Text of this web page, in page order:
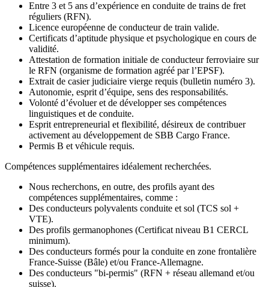
Entre 3 et 5 ans d’expérience en conduite de trains de fret
réguliers (RFN).
Licence européenne de conducteur de train valide.
Certificats d’aptitude physique et psychologique en cours de
validité.
Attestation de formation initiale de conducteur ferroviaire sur
le RFN (organisme de formation agréé par l’EPSF).
Extrait de casier judiciaire vierge requis (bulletin numéro 3).
Autonomie, esprit d’équipe, sens des responsabilités.
Volonté d’évoluer et de développer ses compétences
linguistiques et de conduite.
Esprit entrepreneurial et flexibilité, désireux de contribuer
activement au développement de SBB Cargo France.
Permis B et véhicule requis.
Compétences supplémentaires idéalement recherchées.
Nous recherchons, en outre, des profils ayant des
compétences supplémentaires, comme :
Des conducteurs polyvalents conduite et sol (TCS sol +
VTE).
Des profils germanophones (Certificat niveau B1 CERCL
minimum).
Des conducteurs formés pour la conduite en zone frontalière
France-Suisse (Bâle) et/ou France-Allemagne.
Des conducteurs "bi-permis" (RFN + réseau allemand et/ou
suisse).